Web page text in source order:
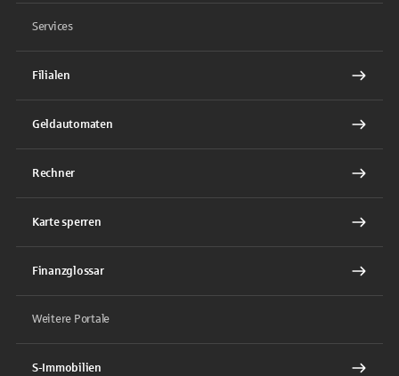
Services
Filialen
Geldautomaten
Rechner
Karte sperren
Finanzglossar
Weitere Portale
S-Immobilien